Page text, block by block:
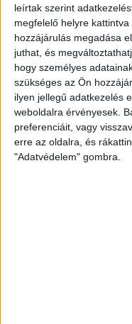
leírtak szerint
megfelelő helyre
hozzájárulás megadása
juthat, és
hogy személyes
szükséges az Ön
ilyen jellegű adatkezelés
weboldalra érvényesek.
preferenciáit, vagy
erre az oldalra, és
"Adatvédelem" gombra.
a gyerekek megismerkedtek a
amelynek célja a levegőminőség
védőerdősítési programot is